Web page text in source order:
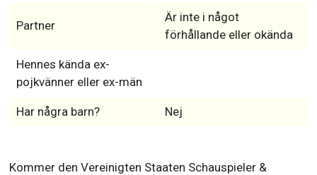
Partner
Är inte i något
förhållande eller okända
Hennes kända ex-
pojkvänner eller ex-män
Har några barn? Nej
Kommer den Vereinigten Staaten Schauspieler &